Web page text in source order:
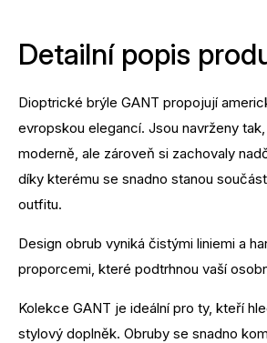
Detailní popis
Dioptrické brýle GANT propojují
evropskou elegancí. Jsou navrženy
moderně, ale zároveň si zachovaly
díky kterému se snadno stanou
outfitu.
Design obrub vyniká čistými liniemi a
proporcemi, které podtrhnou vaší
Kolekce GANT je ideální pro ty, kteří
stylový doplněk. Obruby se snadno